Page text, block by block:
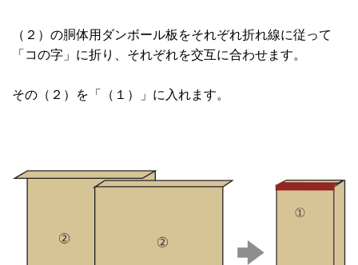
（２）の胴体用ダンボール板をそれぞれ折れ線に従って
「コの字」に折り、それぞれを交互に合わせます。
その（２）を「（１）」に入れます。